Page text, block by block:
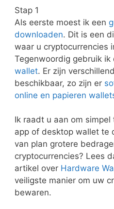
Stap 1
Als eerste moest ik een
downloaden. Dit is een
waar u cryptocurrencies
Tegenwoordig gebruik ik
wallet. Er zijn
beschikbaar, zo zijn er
online en papieren
Ik raadt u aan om
app of desktop wallet te
van plan grotere
cryptocurrencies? Lees
artikel over Hardware
veiligste manier om uw
bewaren.